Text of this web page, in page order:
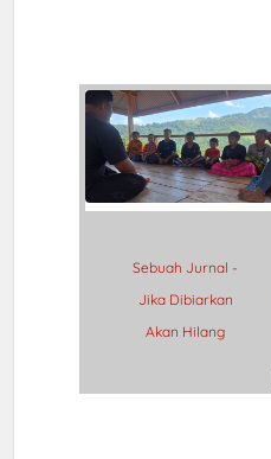
Sebuah Jurnal -
Jika Dibiarkan
Akan Hilang